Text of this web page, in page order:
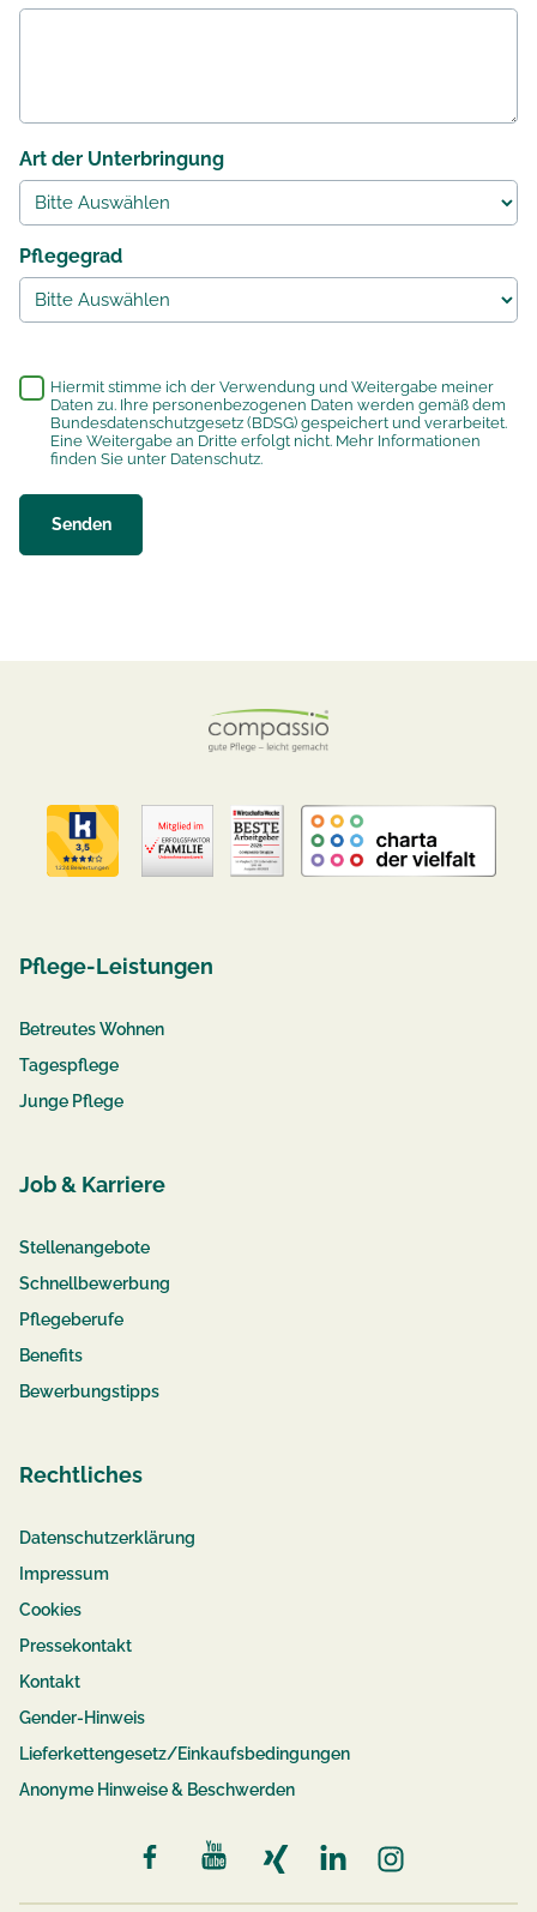
Art der Unterbringung
Pflegegrad
Hiermit stimme ich der Verwendung und Weitergabe meiner
Daten zu. Ihre personenbezogenen Daten werden gemäß dem
Bundesdatenschutzgesetz (BDSG) gespeichert und verarbeitet.
Eine Weitergabe an Dritte erfolgt nicht. Mehr Informationen
finden Sie unter Datenschutz.
Pflege-Leistungen
Betreutes Wohnen
Tagespflege
Junge Pflege
Job & Karriere
Stellenangebote
Schnellbewerbung
Pflegeberufe
Benefits
Bewerbungstipps
Rechtliches
Datenschutzerklärung
Impressum
Cookies
Pressekontakt
Kontakt
Gender-Hinweis
Lieferkettengesetz/Einkaufsbedingungen
Anonyme Hinweise & Beschwerden